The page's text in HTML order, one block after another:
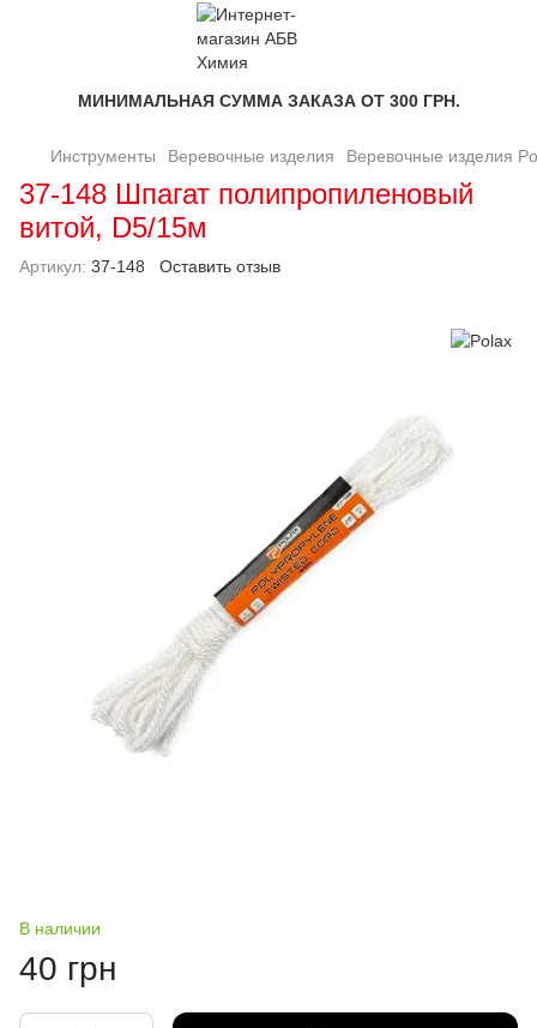
МИНИМАЛЬНАЯ СУММА ЗАКАЗА ОТ 300 ГРН.
Инструменты Веревочные изделия Веревочные изделия
37-148 Шпагат полипропиленовый
витой, D5/15м
Артикул: 37-148 Оставить отзыв
В наличии
40 грн